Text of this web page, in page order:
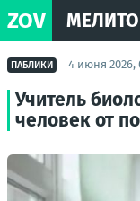
ZOV
ПАБЛИКИ 4 июня 2026,
Учитель
человек от